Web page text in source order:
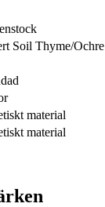
Soil Thyme/Ochre
material
material